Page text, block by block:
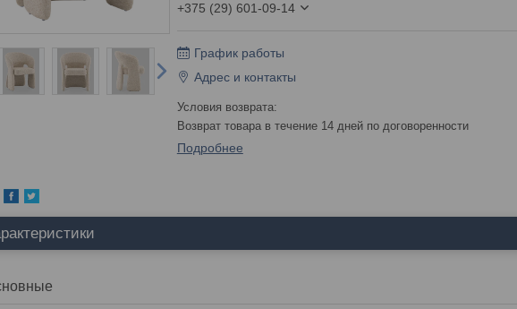
+375 (29) 601-09-14
График работы
Адрес и контакты
возврат товара в течение 14 дней по договоренности
Подробнее